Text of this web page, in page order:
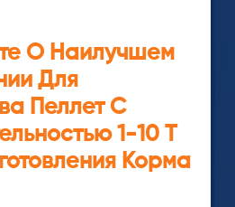
О Наилучшем
Для
Пеллет С
1-10 Т
Корма